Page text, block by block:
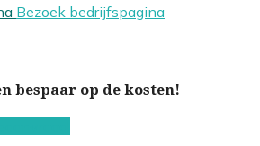
Bezoek bedrijfspagina
bespaar op de kosten!